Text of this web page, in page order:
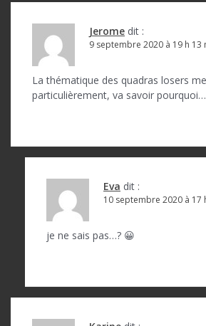
Jerome dit :
9 septembre 2020 à 19 h 13
La thématique des quadras losers
particulièrement, va savoir
Eva dit :
10 septembre 2020 à 17
je ne sais pas…? 😀